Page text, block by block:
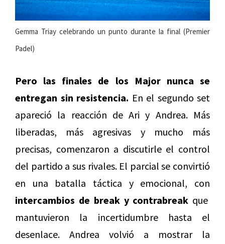
Gemma Triay celebrando un punto durante la final (Premier
Padel)
Pero las finales de los Major nunca se
entregan sin resistencia. En el segundo set
apareció la reacción de Ari y Andrea. Más
liberadas, más agresivas y mucho más
precisas, comenzaron a discutirle el control
del partido a sus rivales. El parcial se convirtió
en una batalla táctica y emocional, con
intercambios de break y contrabreak que
mantuvieron la incertidumbre hasta el
desenlace. Andrea volvió a mostrar la